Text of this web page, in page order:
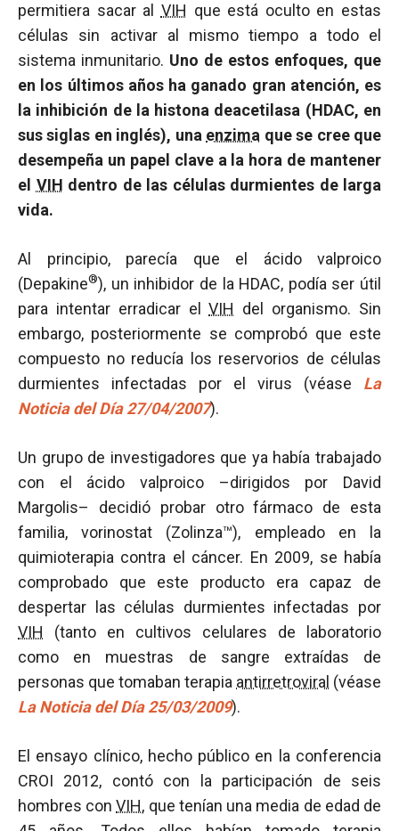
permitiera sacar al VIH que está oculto en estas
células sin activar al mismo tiempo a todo el
sistema inmunitario. Uno de estos enfoques, que
en los últimos años ha ganado gran atención, es
la inhibición de la histona deacetilasa (HDAC, en
sus siglas en inglés), una enzima que se cree que
desempeña un papel clave a la hora de mantener
el VIH dentro de las células durmientes de larga
vida.
Al principio, parecía que el ácido valproico
(Depakine®), un inhibidor de la HDAC, podía ser útil
para intentar erradicar elVIH del organismo. Sin
embargo, posteriormente se comprobó que este
compuesto no reducía los reservorios de células
durmientes infectadas por el virus (véase La
Noticia del Día 27/04/2007).
Un grupo de investigadores que ya había trabajado
con el ácido valproico –dirigidos por David
Margolis– decidió probar otro fármaco de esta
familia, vorinostat (Zolinza™), empleado en la
quimioterapia contra el cáncer. En 2009, se había
comprobado que este producto era capaz de
despertar las células durmientes infectadas por
VIH (tanto en cultivos celulares de laboratorio
como en muestras de sangre extraídas de
personas que tomaban terapia antirretroviral (véase
La Noticia del Día 25/03/2009).
El ensayo clínico, hecho público en la conferencia
CROI 2012, contó con la participación de seis
hombres conVIH, que tenían una media de edad de